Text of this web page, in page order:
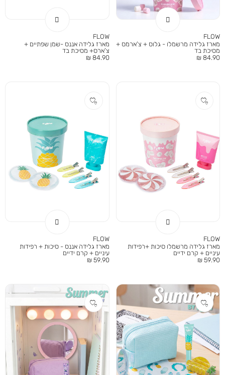
FLOW
מארז גלידה מרשמלו - גלוס + צ’ארמס +
מסיכת בד
מחיר
84.90 ₪
FLOW
מארז גלידה אננס -שמן שפתיים +
צ’ארס+ מסיכת בד
מחיר
84.90 ₪
FLOW
מארז גלידה מרשמלו סיכות +רפידות
עיניים + קרם ידיים
מחיר
59.90 ₪
FLOW
מארז גלידה אננס - סיכות + רפידות
עיניים + קרם ידיים
מחיר
59.90 ₪